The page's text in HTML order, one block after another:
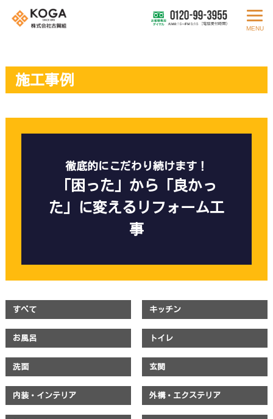
MENU
施工事例
徹底的にこだわり続けます！
「困った」から「良かっ
た」に変えるリフォーム工
事
すべて キッチン
お風呂 トイレ
洗面 玄関
内装・インテリア 外構・エクステリア